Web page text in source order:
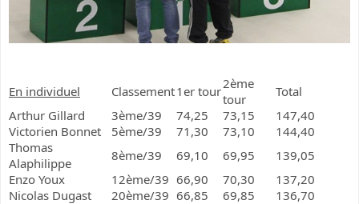
En individuel Classement1er tour2ème
tour
Total
Arthur Gillard
3ème/39 74,25 73,15
147,40
Victorien Bonnet
5ème/39 71,30 73,10
144,40
Thomas
Alaphilippe
8ème/39 69,10 69,95
139,05
Enzo Youx
12ème/39 66,90 70,30
137,20
Nicolas Dugast
20ème/39 66,85 69,85
136,70